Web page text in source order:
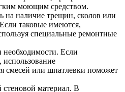
моющим средством.
на наличие трещин, сколов или
таковые имеются,
специальные ремонтные
Если
использование
смесей или шпатлевки поможет
материал. В